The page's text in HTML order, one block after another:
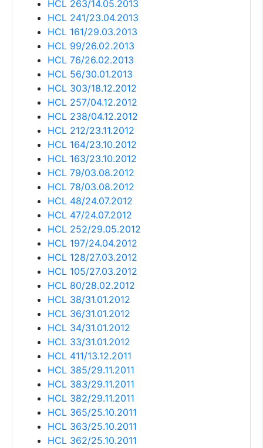
HCL 263/14.05.2013
HCL 241/23.04.2013
HCL 161/29.03.2013
HCL 99/26.02.2013
HCL 76/26.02.2013
HCL 56/30.01.2013
HCL 303/18.12.2012
HCL 257/04.12.2012
HCL 238/04.12.2012
HCL 212/23.11.2012
HCL 164/23.10.2012
HCL 163/23.10.2012
HCL 79/03.08.2012
HCL 78/03.08.2012
HCL 48/24.07.2012
HCL 47/24.07.2012
HCL 252/29.05.2012
HCL 197/24.04.2012
HCL 128/27.03.2012
HCL 105/27.03.2012
HCL 80/28.02.2012
HCL 38/31.01.2012
HCL 36/31.01.2012
HCL 34/31.01.2012
HCL 33/31.01.2012
HCL 411/13.12.2011
HCL 385/29.11.2011
HCL 383/29.11.2011
HCL 382/29.11.2011
HCL 365/25.10.2011
HCL 363/25.10.2011
HCL 362/25.10.2011